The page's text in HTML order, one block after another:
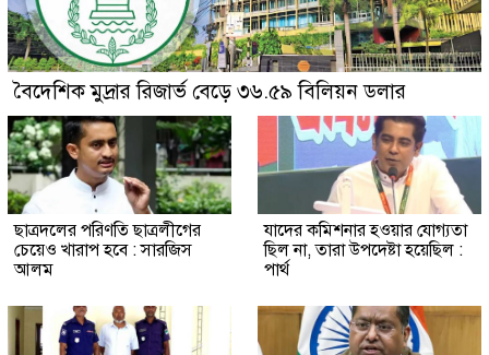
বৈদেশিক মুদ্রার রিজার্ভ বেড়ে ৩৬.৫৯ বিলিয়ন ডলার
ছাত্রদলের পরিণতি ছাত্রলীগের
চেয়েও খারাপ হবে : সারজিস
আলম
যাদের কমিশনার হওয়ার যোগ্যতা
ছিল না, তারা উপদেষ্টা হয়েছিল :
পার্থ